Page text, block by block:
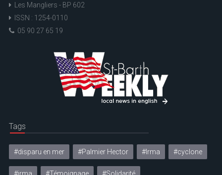
Les Mangliers - BP 602
ISSN : 1254-0110
05 90 27 65 19
Tags
#disparu en mer #Palmier Hector #Irma #cyclone